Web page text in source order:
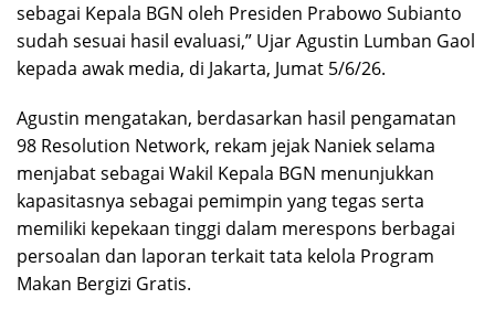
sebagai Kepala BGN oleh Presiden Prabowo Subianto
sudah sesuai hasil evaluasi,” Ujar Agustin Lumban Gaol
kepada awak media, di Jakarta, Jumat 5/6/26.
Agustin mengatakan, berdasarkan hasil pengamatan
98 Resolution Network, rekam jejak Naniek selama
menjabat sebagai Wakil Kepala BGN menunjukkan
kapasitasnya sebagai pemimpin yang tegas serta
memiliki kepekaan tinggi dalam merespons berbagai
persoalan dan laporan terkait tata kelola Program
Makan Bergizi Gratis.